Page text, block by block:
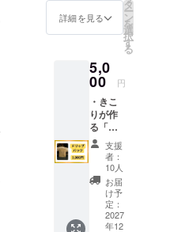
まれま
せん。
3,000円
のリ
と同じ
内容に
なりま
す。
てくだ
さい！
プン
後、郵
しま
す。 ご
利用方
法：チ
ケット
は店舗
でのお
会計の
際にご
利用い
探求し
たい未
あなた
の核心
に触れ
ていく
対話の
時間。
何が起
きるの
か、一
緒に
作って
いきま
しょ
詳細を見る
タ
ー
ン
を
選
択
す
る
5,0
00 円
・きこ
りが作
る「ド
リップ
バッグ5
個セッ
ト」 ド
リップ
バッグ
をお届
けしま
支援
者：
10人
お届
け予
定：
2027
年12